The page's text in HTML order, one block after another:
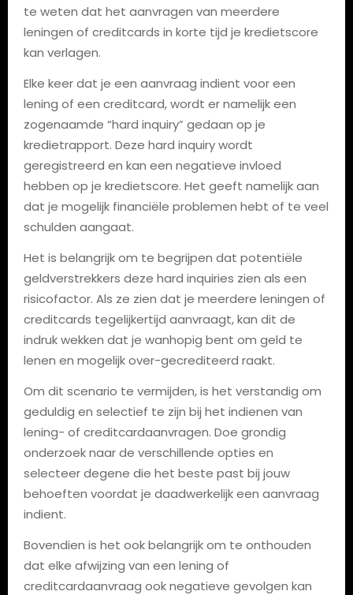
te weten dat het aanvragen van meerdere
leningen of creditcards in korte tijd je kredietscore
kan verlagen.
Elke keer dat je een aanvraag indient voor een
lening of een creditcard, wordt er namelijk een
zogenaamde “hard inquiry” gedaan op je
kredietrapport. Deze hard inquiry wordt
geregistreerd en kan een negatieve invloed
hebben op je kredietscore. Het geeft namelijk aan
dat je mogelijk financiële problemen hebt of te veel
schulden aangaat.
Het is belangrijk om te begrijpen dat potentiële
geldverstrekkers deze hard inquiries zien als een
risicofactor. Als ze zien dat je meerdere leningen of
creditcards tegelijkertijd aanvraagt, kan dit de
indruk wekken dat je wanhopig bent om geld te
lenen en mogelijk over-gecrediteerd raakt.
Om dit scenario te vermijden, is het verstandig om
geduldig en selectief te zijn bij het indienen van
lening- of creditcardaanvragen. Doe grondig
onderzoek naar de verschillende opties en
selecteer degene die het beste past bij jouw
behoeften voordat je daadwerkelijk een aanvraag
indient.
Bovendien is het ook belangrijk om te onthouden
dat elke afwijzing van een lening of
creditcardaanvraag ook negatieve gevolgen kan